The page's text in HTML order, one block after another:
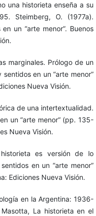
una historieta enseña a su
Steimberg, O. (1977a).
un “arte menor”. Buenos
marginales. Prólogo de un
en un “arte menor”
Nueva Visión.
de una intertextualidad.
un “arte menor” (pp. 135-
Nueva Visión.
es versión de lo
en un “arte menor”
Ediciones Nueva Visión.
en la Argentina: 1936-
La historieta en el